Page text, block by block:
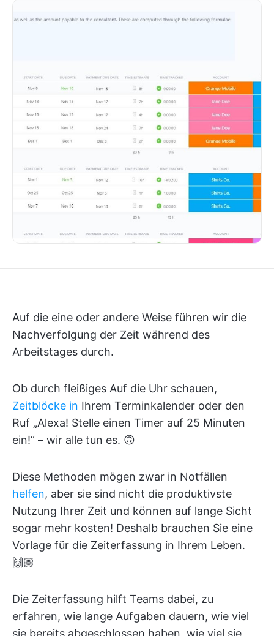
Auf die eine oder andere Weise führen wir die
Nachverfolgung der Zeit während des
Arbeitstages durch.
Ob durch fleißiges Auf die Uhr schauen,
Zeitblöcke in Ihrem Terminkalender oder den
Ruf „Alexa! Stelle einen Timer auf 25 Minuten
ein!“ – wir alle tun es. 🙃
Diese Methoden mögen zwar in Notfällen
helfen, aber sie sind nicht die produktivste
Nutzung Ihrer Zeit und können auf lange Sicht
sogar mehr kosten! Deshalb brauchen Sie eine
Vorlage für die Zeiterfassung in Ihrem Leben.
🙌🏼
Die Zeiterfassung hilft Teams dabei, zu
erfahren, wie lange Aufgaben dauern, wie viel
sie bereits abgeschlossen haben, wie viel sie